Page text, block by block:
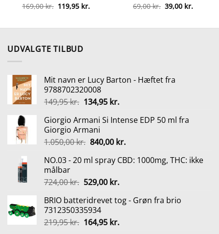
169,00kr. Den
oprindelige
169,00 kr..
119,95 kr.
aktuelle
119,95 kr..
69,00kr. Den
oprindelige
69,00 kr..
39,00 kr.
aktuelle
39,00
UDVALGTE TILBUD
Mit navn er Lucy Barton - Hæftet fra
9788702320008
149,95kr. Den
pris
var:
149,95 kr..
134,95 kr.Den
pris
134,95 kr..
Giorgio Armani Si Intense EDP 50 ml fra
Giorgio Armani
1.050,00kr. Den
pris
1.050,00 kr..
840,00 kr.Den
pris
NO.03 - 20 ml spray CBD: 1000mg, THC: ikke
målbar
724,00kr. Den
pris
var:
724,00 kr..
529,00 kr.Den
pris
529,00 kr..
BRIO batteridrevet tog - Grøn fra brio
7312350335934
219,95kr. Den
164,95 kr.Den